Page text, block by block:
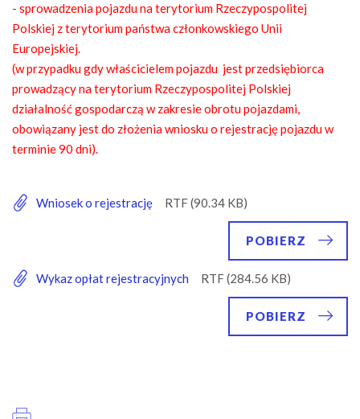
- sprowadzenia pojazdu na terytorium Rzeczypospolitej
Polskiej z terytorium państwa członkowskiego Unii
Europejskiej.
(w przypadku gdy właścicielem pojazdu jest przedsiębiorca
prowadzący na terytorium Rzeczypospolitej Polskiej
działalność gospodarczą w zakresie obrotu pojazdami,
obowiązany jest do złożenia wniosku o rejestrację pojazdu w
terminie 90 dni).
Wniosek o rejestrację
POBIERZ
Wykaz opłat rejestracyjnych
POBIERZ